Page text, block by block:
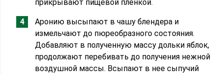
прикрывают пищевой пленкой.
Аронию высыпают в чашу блендера и
измельчают до пюреобразного состояния.
Добавляют в полученную массу дольки яблок,
продолжают перебивать до получения нежной
воздушной массы. Всыпают в нее сыпучий